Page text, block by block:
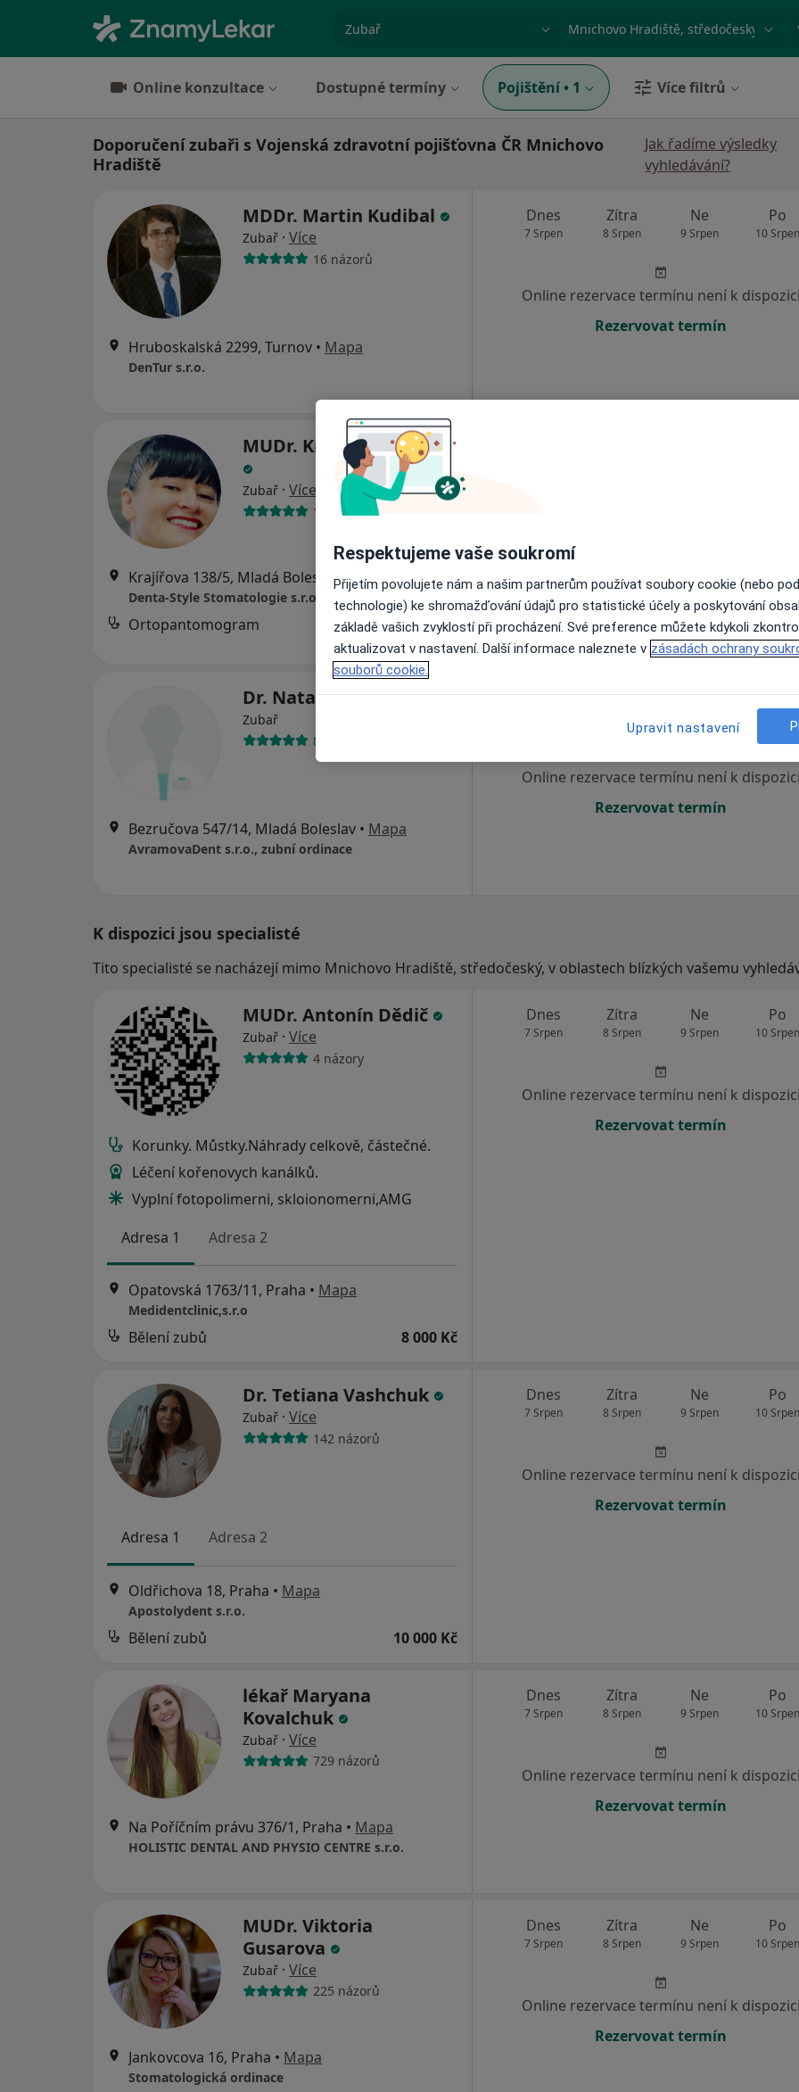
specializace, nemoc nebo příjmení Město nebo region
Online konzultace Dostupné termíny Pojištění • 1 Více filtrů
Doporučení zubaři s Vojenská zdravotní pojišťovna ČR Mnichovo
Hradiště
Jak řadíme výsledky
vyhledávání?
MDDr. Martin Kudibal
Zubař · Více
16 názorů
Hruboskalská 2299, Turnov • Mapa
DenTur s.r.o.
Dnes
7 Srpen
Zítra
8 Srpen
Ne
9 Srpen
Po
10 Srpen
Online rezervace termínu není k dispozici
Rezervovat termín
MUDr. Kristina Zajceva
Zubař · Více
19 názorů
Krajířova 138/5, Mladá Boleslav• Mapa
Denta-Style Stomatologie s.r.o.
Ortopantomogram 600 Kč
Dr. Nataliia Avramová
Zubař
8 názorů
Bezručova 547/14, Mladá Boleslav • Mapa
AvramovaDent s.r.o., zubní ordinace
10 Srpen
Online rezervace termínu není k dispozici
Rezervovat termín
K dispozici jsou specialisté
Tito specialisté se nacházejí mimo Mnichovo Hradiště, středočeský, v oblastech blízkých vašemu
MUDr. Antonín Dědič
Zubař · Více
4 názory
Korunky. Můstky.Náhrady celkově, částečné.
Léčení kořenovych kanálků.
Vyplní fotopolimerni, skloionomerni,AMG
Adresa 1
Adresa 2
Opatovská 1763/11, Praha • Mapa
Medidentclinic,s.r.o
Bělení zubů 8 000 Kč
Dnes
7 Srpen
Zítra
8 Srpen
Ne
9 Srpen
Po
10 Srpen
Online rezervace termínu není k dispozici
Rezervovat termín
Dr. Tetiana Vashchuk
Zubař · Více
142 názorů
Adresa 1 Adresa 2
Oldřichova 18, Praha • Mapa
Apostolydent s.r.o.
Bělení zubů 10 000 Kč
Dnes
7 Srpen
Zítra
8 Srpen
Ne
9 Srpen
Po
10 Srpen
Online rezervace termínu není k dispozici
Rezervovat termín
lékař Maryana
Kovalchuk
Zubař · Více
729 názorů
Na Poříčním právu 376/1, Praha • Mapa
HOLISTIC DENTAL AND PHYSIO CENTRE s.r.o.
Dnes
7 Srpen
Zítra
8 Srpen
Ne
9 Srpen
Po
10 Srpen
Online rezervace termínu není k dispozici
Rezervovat termín
MUDr. Viktoria
Gusarova
Zubař · Více
225 názorů
Jankovcova 16, Praha • Mapa
Stomatologická ordinace
Dnes
7 Srpen
Zítra
8 Srpen
Ne
9 Srpen
Po
10 Srpen
Online rezervace termínu není k dispozici
Rezervovat termín
Respektujeme vaše soukromí
Přijetím povolujete nám a našim partnerům používat soubory cookie (nebo
technologie) ke shromažďování údajů pro statistické účely a poskytování
základě vašich zvyklostí při procházení. Své preference můžete kdykoli
aktualizovat v nastavení. Další informace naleznete v zásadách ochrany
souborů cookie.
Upravit nastavení